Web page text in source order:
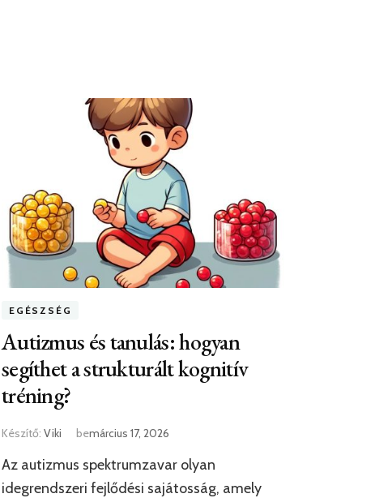
EGÉSZSÉG
Autizmus és tanulás: hogyan
segíthet a strukturált kognitív
tréning?
Készítő: Viki bemárcius 17, 2026
Az autizmus spektrumzavar olyan
idegrendszeri fejlődési sajátosság, amely